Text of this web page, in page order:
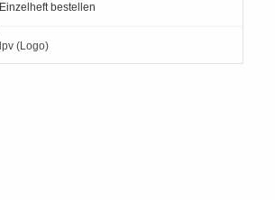
Einzelheft bestellen